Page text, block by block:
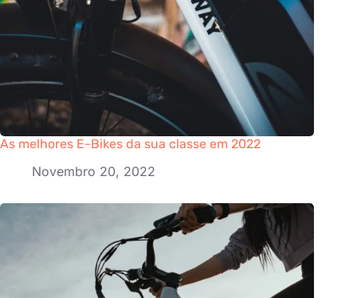
As melhores E-Bikes da sua classe em 2022
Novembro 20, 2022